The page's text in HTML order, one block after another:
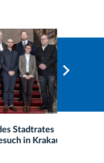
Krakau